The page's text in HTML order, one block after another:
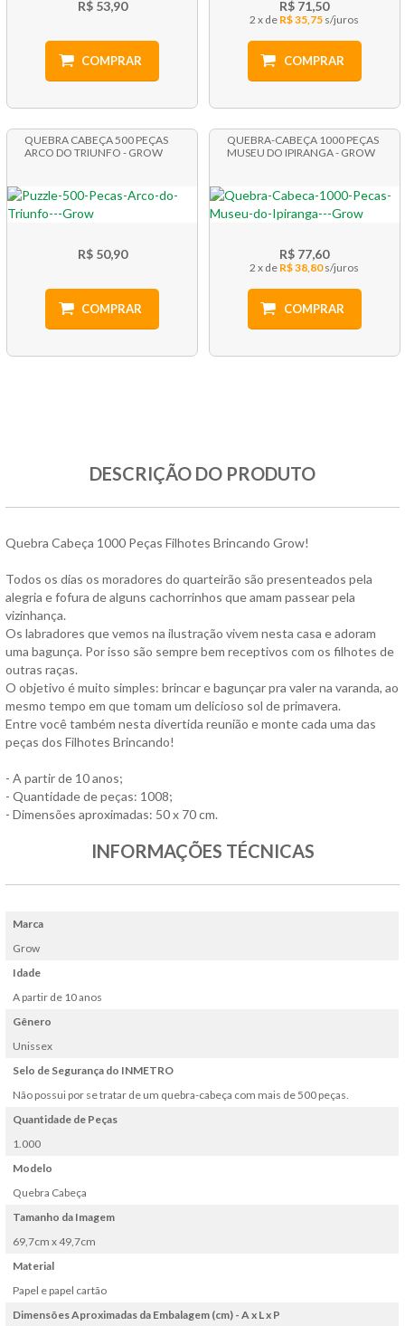
R$ 53,90
COMPRAR
R$ 71,50
2 x R$ 35,75
COMPRAR
QUEBRA CABEÇA 500 PEÇAS
ARCO DO TRIUNFO - GROW
R$ 50,90
COMPRAR
QUEBRA-CABEÇA 1000 PEÇAS
MUSEU DO IPIRANGA - GROW
R$ 77,60
2 x R$ 38,80
COMPRAR
DESCRIÇÃO DO PRODUTO
Quebra Cabeça 1000 Peças Filhotes Brincando Grow!
Todos os dias os moradores do quarteirão são presenteados pela
alegria e fofura de alguns cachorrinhos que amam passear pela
vizinhança.
Os labradores que vemos na ilustração vivem nesta casa e adoram
uma bagunça. Por isso são sempre bem receptivos com os filhotes de
outras raças.
O objetivo é muito simples: brincar e bagunçar pra valer na varanda, ao
mesmo tempo em que tomam um delicioso sol de primavera.
Entre você também nesta divertida reunião e monte cada uma das
peças dos Filhotes Brincando!
- A partir de 10 anos;
- Quantidade de peças: 1008;
- Dimensões aproximadas: 50 x 70 cm.
INFORMAÇÕES TÉCNICAS
Marca
Grow
Idade
A partir de 10 anos
Gênero
Unissex
Selo de Segurança do INMETRO
Não possui por se tratar de um quebra-cabeça com mais de 500 peças.
Quantidade de Peças
1.000
Modelo
Quebra Cabeça
Tamanho da Imagem
69,7cm x 49,7cm
Material
Papel e papel cartão
Dimensões Aproximadas da Embalagem (cm) - A x L x P